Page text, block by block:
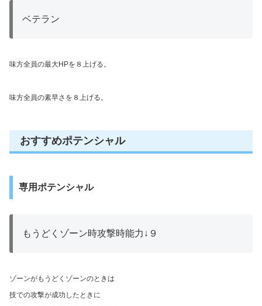
ベテラン
味方全員の最大HPを８上げる。
味方全員の素早さを８上げる。
おすすめポテンシャル
専用ポテンシャル
もうどくゾーン時攻撃時能力↓９
ゾーンがもうどくゾーンのときは
技での攻撃が成功したときに